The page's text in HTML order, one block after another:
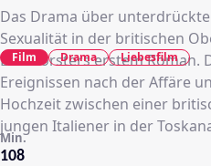
Das Drama über
Sexualität in der britischen
E.M. Forsters erstem Roman.
Ereignissen nach der Affäre
Hochzeit zwischen einer
jungen Italiener in der
108
Min.
Film Drama Liebesfilm